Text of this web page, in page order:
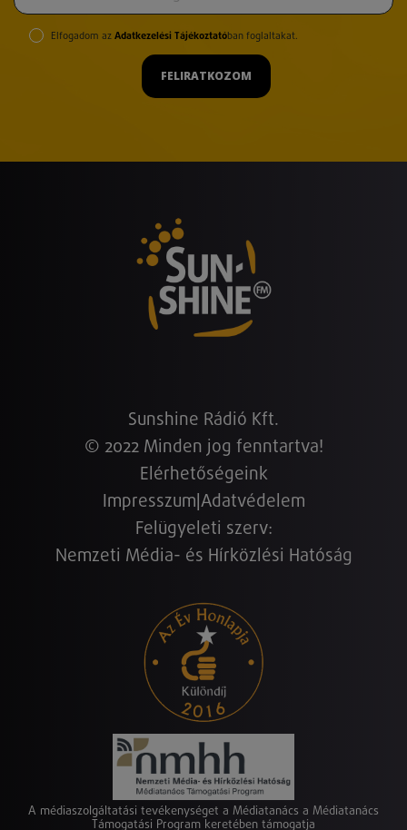
Elfogadom az Adatkezelési Tájékoztatóban foglaltakat.
FELIRATKOZOM
Sunshine Rádió Kft.
© 2022 Minden jog fenntartva!
Elérhetőségeink
Impresszum Adatvédelem
Felügyeleti szerv:
Nemzeti Média- és Hírközlési Hatóság
A médiaszolgáltatási tevékenységet a Médiatanács a Médiatanács
Támogatási Program keretében támogatja